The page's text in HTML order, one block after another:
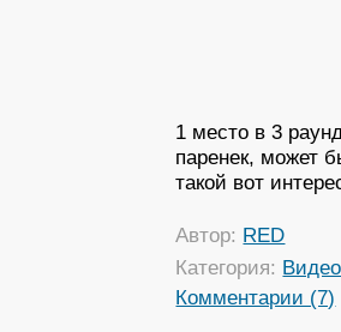
1 место в 3
паренек, может
такой вот
Автор: RED
Категория: Видео
Комментарии (7)